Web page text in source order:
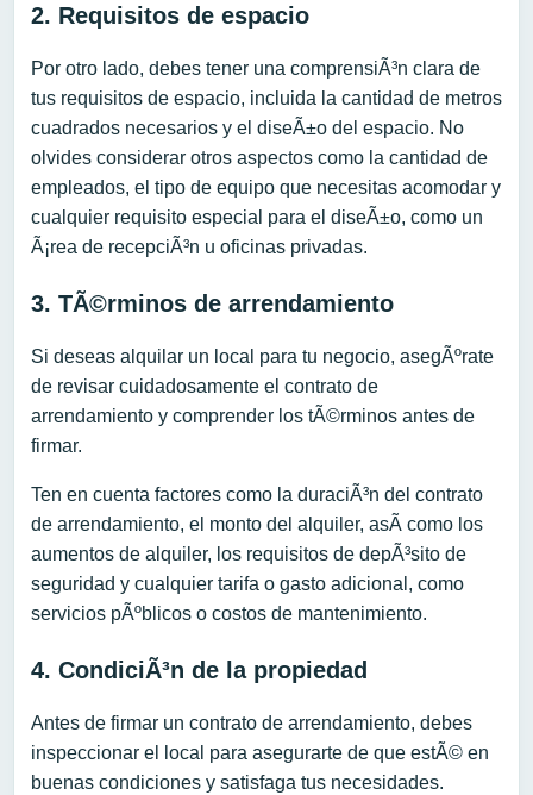
2. Requisitos de espacio
Por otro lado, debes tener una comprensiÃ³n clara de
tus requisitos de espacio, incluida la cantidad de metros
cuadrados necesarios y el diseÃ±o del espacio. No
olvides considerar otros aspectos como la cantidad de
empleados, el tipo de equipo que necesitas acomodar y
cualquier requisito especial para el diseÃ±o, como un
Ã¡rea de recepciÃ³n u oficinas privadas.
3. TÃ©rminos de arrendamiento
Si deseas alquilar un local para tu negocio, asegÃºrate
de revisar cuidadosamente el contrato de
arrendamiento y comprender los tÃ©rminos antes de
firmar.
Ten en cuenta factores como la duraciÃ³n del contrato
de arrendamiento, el monto del alquiler, asÃ­ como los
aumentos de alquiler, los requisitos de depÃ³sito de
seguridad y cualquier tarifa o gasto adicional, como
servicios pÃºblicos o costos de mantenimiento.
4. CondiciÃ³n de la propiedad
Antes de firmar un contrato de arrendamiento, debes
inspeccionar el local para asegurarte de que estÃ© en
buenas condiciones y satisfaga tus necesidades.